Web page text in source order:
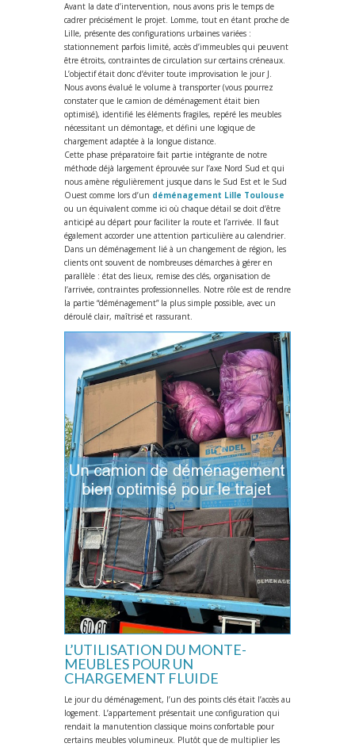
Avant la date d’intervention, nous avons pris le temps de
cadrer précisément le projet. Lomme, tout en étant proche de
Lille, présente des configurations urbaines variées :
stationnement parfois limité, accès d’immeubles qui peuvent
être étroits, contraintes de circulation sur certains créneaux.
L’objectif était donc d’éviter toute improvisation le jour J.
Nous avons évalué le volume à transporter (vous pourrez
constater que le camion de déménagement était bien
optimisé), identifié les éléments fragiles, repéré les meubles
nécessitant un démontage, et défini une logique de
chargement adaptée à la longue distance.
Cette phase préparatoire fait partie intégrante de notre
méthode déjà largement éprouvée sur l’axe Nord Sud et qui
nous amène régulièrement jusque dans le Sud Est et le Sud
Ouest comme lors d’un déménagement Lille Toulouse
ou un équivalent comme ici où chaque détail se doit d’être
anticipé au départ pour faciliter la route et l’arrivée. Il faut
également accorder une attention particulière au calendrier.
Dans un déménagement lié à un changement de région, les
clients ont souvent de nombreuses démarches à gérer en
parallèle : état des lieux, remise des clés, organisation de
l’arrivée, contraintes professionnelles. Notre rôle est de rendre
la partie “déménagement” la plus simple possible, avec un
déroulé clair, maîtrisé et rassurant.
L’UTILISATION DU MONTE-
MEUBLES POUR UN
CHARGEMENT FLUIDE
Le jour du déménagement, l’un des points clés était l’accès au
logement. L’appartement présentait une configuration qui
rendait la manutention classique moins confortable pour
certains meubles volumineux. Plutôt que de multiplier les